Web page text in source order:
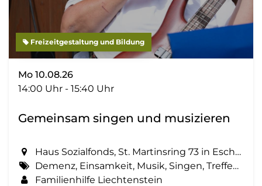
Freizeitgestaltung und Bildung
Mo 10.08.26
14:00 Uhr - 15:40 Uhr
Gemeinsam singen und musizieren
Haus Sozialfonds, St. Martinsring 73 in Eschen
Demenz, Einsamkeit, Musik, Singen, Treffen, Zemma tua - Senioren gemeinsam aktiv
Familienhilfe Liechtenstein